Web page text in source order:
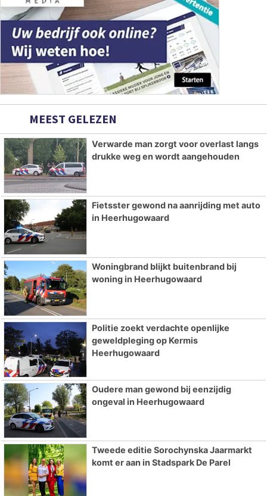
MEEST GELEZEN
Verwarde man zorgt voor overlast langs
drukke weg en wordt aangehouden
Fietsster gewond na aanrijding met auto
in Heerhugowaard
Woningbrand blijkt buitenbrand bij
woning in Heerhugowaard
Politie zoekt verdachte openlijke
geweldpleging op Kermis
Heerhugowaard
Oudere man gewond bij eenzijdig
ongeval in Heerhugowaard
Tweede editie Sorochynska Jaarmarkt
komt er aan in Stadspark De Parel